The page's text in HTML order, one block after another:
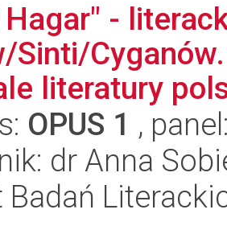
-
Sinti/
literatury
OPUS 1 ,
dr Anna
Badań